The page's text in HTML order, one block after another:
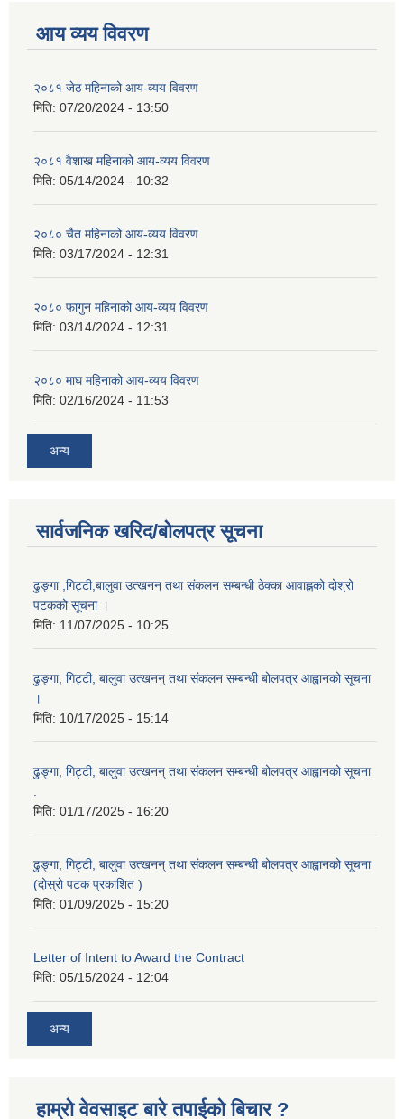
आय व्यय विवरण
२०८१ जेठ महिनाको आय-व्यय विवरण
मिति: 07/20/2024 - 13:50
२०८१ वैशाख महिनाको आय-व्यय विवरण
मिति: 05/14/2024 - 10:32
२०८० चैत महिनाको आय-व्यय विवरण
मिति: 03/17/2024 - 12:31
२०८० फागुन महिनाको आय-व्यय विवरण
मिति: 03/14/2024 - 12:31
२०८० माघ महिनाको आय-व्यय विवरण
मिति: 02/16/2024 - 11:53
अन्य
सार्वजनिक खरिद/बोलपत्र सूचना
ढुङ्गा ,गिट्टी,बालुवा उत्खनन् तथा संकलन सम्बन्धी ठेक्का आवाह्नको दोश्रो
पटकको सूचना ।
मिति: 11/07/2025 - 10:25
ढुङ्गा, गिट्टी, बालुवा उत्खनन् तथा संकलन सम्बन्धी बोलपत्र आह्वानको सूचना
।
मिति: 10/17/2025 - 15:14
ढुङ्गा, गिट्टी, बालुवा उत्खनन् तथा संकलन सम्बन्धी बोलपत्र आह्वानको सूचना
.
मिति: 01/17/2025 - 16:20
ढुङ्गा, गिट्टी, बालुवा उत्खनन् तथा संकलन सम्बन्धी बोलपत्र आह्वानको सूचना
(दोस्रो पटक प्रकाशित )
मिति: 01/09/2025 - 15:20
Letter of Intent to Award the Contract
मिति: 05/15/2024 - 12:04
अन्य
हाम्रो वेवसाइट बारे तपाईको बिचार ?